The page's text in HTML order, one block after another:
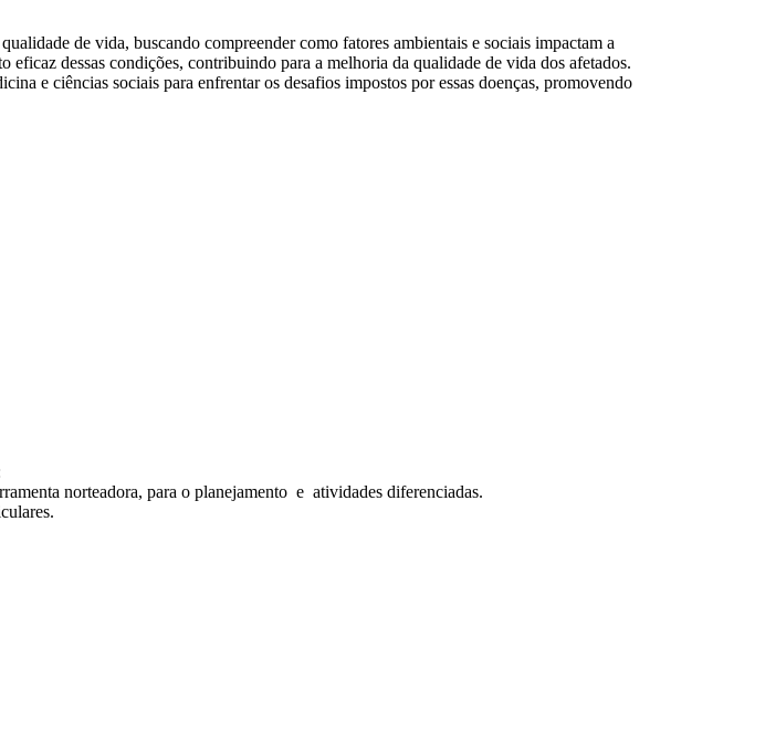
de vida, buscando compreender como fatores ambientais e sociais impactam a
dessas condições, contribuindo para a melhoria da qualidade de vida dos afetados.
e ciências sociais para enfrentar os desafios impostos por essas doenças, promovendo
norteadora, para o planejamento e atividades diferenciadas.